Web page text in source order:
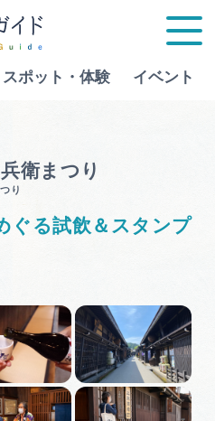
スポット・体験 イベント
行きたいリストを見る
衛まつり
り
ぐる試飲＆スタンプ